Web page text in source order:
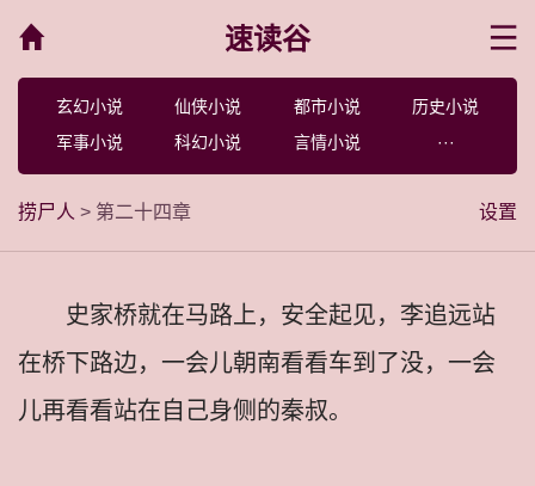
速读谷
玄幻小说 仙侠小说 都市小说
历史小说
军事小说
科幻小说 言情小说 ···
设置
捞尸人 > 第二十四章
史家桥就在马路上，安全起见，李追远站
在桥下路边，一会儿朝南看看车到了没，一会
儿再看看站在自己身侧的秦叔。